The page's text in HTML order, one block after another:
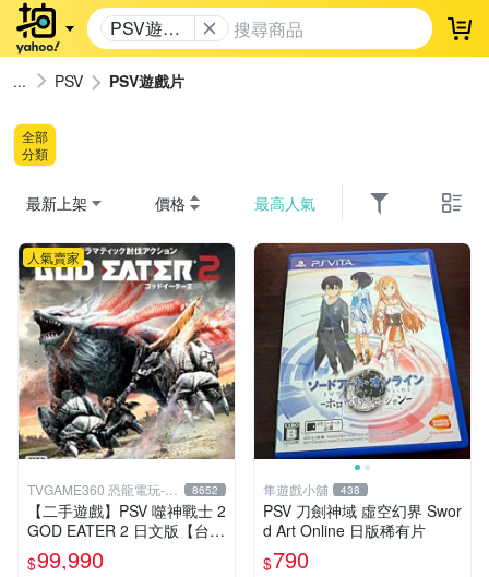
PSV遊戲
片
登
PSV PSV遊戲片
全部
分類
最新上架 價格 最高人氣
人氣賣家
TVGAME360 恐龍電玩-台
中店
8652
【二手遊戲】PSV 噬神戰士 2
GOD EATER 2 日文版【台中
恐龍電玩】
$99,990
隼遊戲小舖 438
PSV 刀劍神域 虛空幻界 Swor
d Art Online 日版稀有片
$790